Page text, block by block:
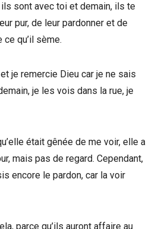
ils sont avec toi et demain, ils te
pur, de leur pardonner et de
qu’il sème.
je remercie Dieu car je ne sais
je les vois dans la rue, je
était gênée de me voir, elle a
mais pas de regard. Cependant,
encore le pardon, car la voir
parce qu’ils auront affaire au